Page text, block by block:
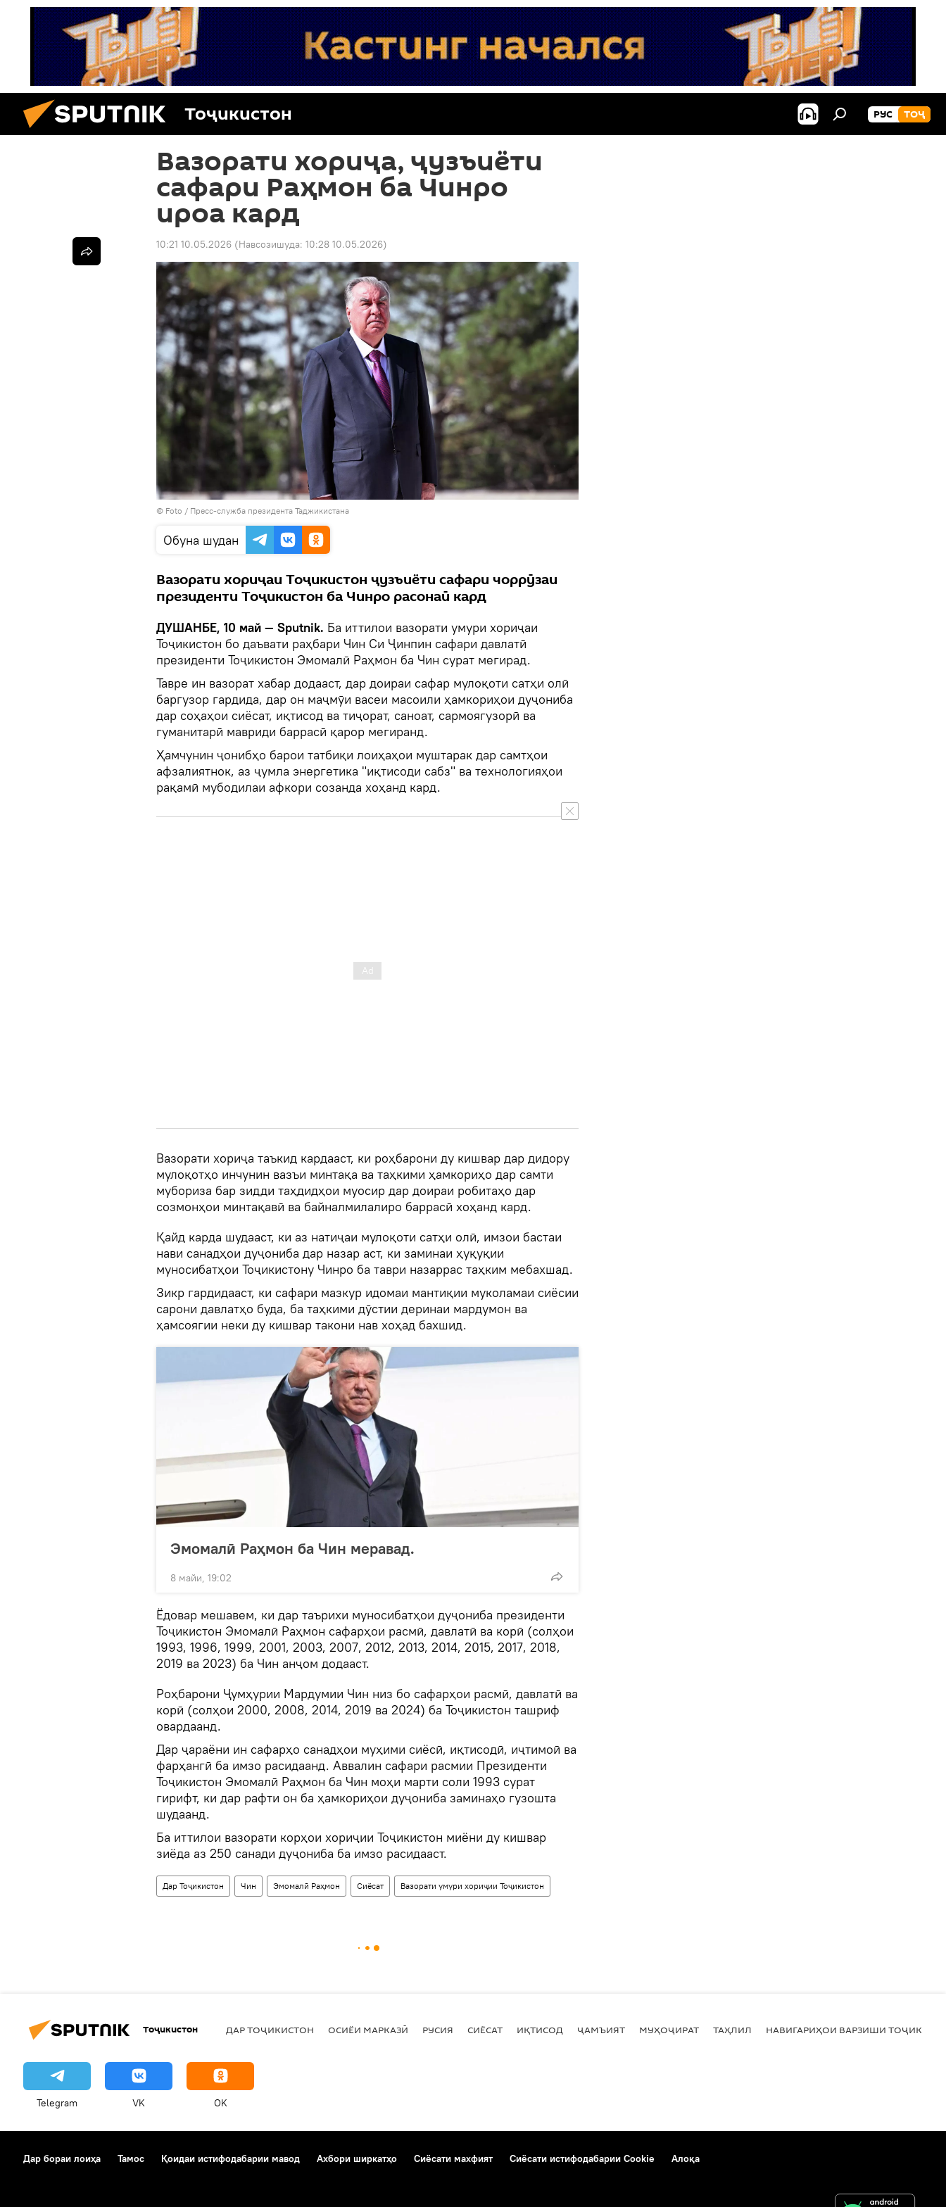
Тоҷикистон РУС ТОҶ
Вазорати хориҷа, ҷузъиёти
сафари Раҳмон ба Чинро
ироа кард
10:21 10.05.2026 (Навсозишуда: 10:28 10.05.2026)
© Foto / Пресс-служба президента Таджикистана
Обуна шудан
Вазорати хориҷаи Тоҷикистон ҷузъиёти сафари чоррӯзаи
президенти Тоҷикистон ба Чинро расонаӣ кард
ДУШАНБЕ, 10 май — Sputnik. Ба иттилои вазорати умури хориҷаи
Тоҷикистон бо даъвати раҳбари Чин Си Ҷинпин сафари давлатӣ
президенти Тоҷикистон Эмомалӣ Раҳмон ба Чин сурат мегирад.
Тавре ин вазорат хабар додааст, дар доираи сафар мулоқоти сатҳи олӣ
баргузор гардида, дар он маҷмӯи васеи масоили ҳамкориҳои дуҷониба
дар соҳаҳои сиёсат, иқтисод ва тиҷорат, саноат, сармоягузорӣ ва
гуманитарӣ мавриди баррасӣ қарор мегиранд.
Ҳамчунин ҷонибҳо барои татбиқи лоиҳаҳои муштарак дар самтҳои
афзалиятнок, аз ҷумла энергетика "иқтисоди сабз" ва технологияҳои
рақамӣ мубодилаи афкори созанда хоҳанд кард.
Вазорати хориҷа таъкид кардааст, ки роҳбарони ду кишвар дар дидору
мулоқотҳо инчунин вазъи минтақа ва таҳкими ҳамкориҳо дар самти
мубориза бар зидди таҳдидҳои муосир дар доираи робитаҳо дар
созмонҳои минтақавӣ ва байналмилалиро баррасӣ хоҳанд кард.
Қайд карда шудааст, ки аз натиҷаи мулоқоти сатҳи олӣ, имзои бастаи
нави санадҳои дуҷониба дар назар аст, ки заминаи ҳуқуқии
муносибатҳои Тоҷикистону Чинро ба таври назаррас таҳким мебахшад.
Зикр гардидааст, ки сафари мазкур идомаи мантиқии муколамаи сиёсии
сарони давлатҳо буда, ба таҳкими дӯстии деринаи мардумон ва
ҳамсоягии неки ду кишвар такони нав хоҳад бахшид.
Эмомалӣ Раҳмон ба Чин меравад.
8 майи, 19:02
Ёдовар мешавем, ки дар таърихи муносибатҳои дуҷониба президенти
Тоҷикистон Эмомалӣ Раҳмон сафарҳои расмӣ, давлатӣ ва корӣ (солҳои
1993, 1996, 1999, 2001, 2003, 2007, 2012, 2013, 2014, 2015, 2017, 2018,
2019 ва 2023) ба Чин анҷом додааст.
Роҳбарони Ҷумҳурии Мардумии Чин низ бо сафарҳои расмӣ, давлатӣ ва
корӣ (солҳои 2000, 2008, 2014, 2019 ва 2024) ба Тоҷикистон ташриф
овардаанд.
Дар ҷараёни ин сафарҳо санадҳои муҳими сиёсӣ, иқтисодӣ, иҷтимоӣ ва
фарҳангӣ ба имзо расидаанд. Аввалин сафари расмии Президенти
Тоҷикистон Эмомалӣ Раҳмон ба Чин моҳи марти соли 1993 сурат
гирифт, ки дар рафти он ба ҳамкориҳои дуҷониба заминаҳо гузошта
шудаанд.
Ба иттилои вазорати корҳои хориҷии Тоҷикистон миёни ду кишвар
зиёда аз 250 санади дуҷониба ба имзо расидааст.
Дар Тоҷикистон Чин Эмомалӣ Раҳмон Сиёсат Вазорати умури хориҷии Тоҷикистон
Тоҷикистон ДАР ТОҶИКИСТОН ОСИЁИ МАРКАЗӢ РУСИЯ СИЁСАТ ИҚТИСОД ҶАМЪИЯТ МУҲОҶИРАТ ТАҲЛИЛ НАВИГАРИҲОИ ВАРЗИШИ
Telegram VK OK
Дар бораи лоиҳа Тамос Қоидаи истифодабарии мавод Ахбори ширкатҳо Сиёсати махфият Сиёсати истифодабарии Cookie Алоқа